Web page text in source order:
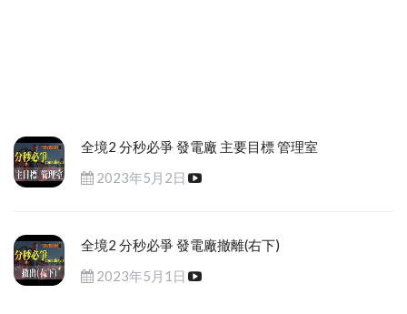
全境2 分秒必爭 發電廠 主要目標 管理室
2023年5月2日
全境2 分秒必爭 發電廠撤離(右下)
2023年5月1日